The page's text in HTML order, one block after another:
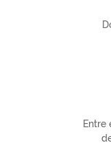
Entre